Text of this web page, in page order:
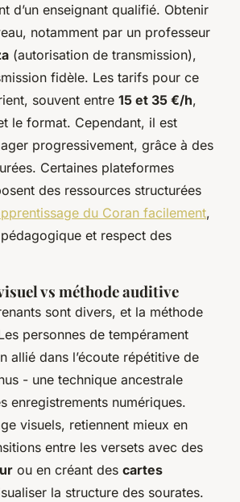
d’un enseignant qualifié. Obtenir
notamment par un professeur
(autorisation de transmission),
fidèle. Les tarifs pour ce
souvent entre 15 et 35 €/h,
le format. Cependant, il est
progressivement, grâce à des
Certaines plateformes
des ressources structurées
du Coran facilement,
et respect des
vs méthode auditive
sont divers, et la méthode
personnes de tempérament
allié dans l’écoute répétitive de
- une technique ancestrale
enregistrements numériques.
visuels, retiennent mieux en
entre les versets avec des
ou en créant des cartes
la structure des sourates.